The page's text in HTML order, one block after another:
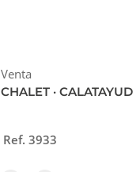
Venta
CHALET · CALATAYUD
Ref. 3933